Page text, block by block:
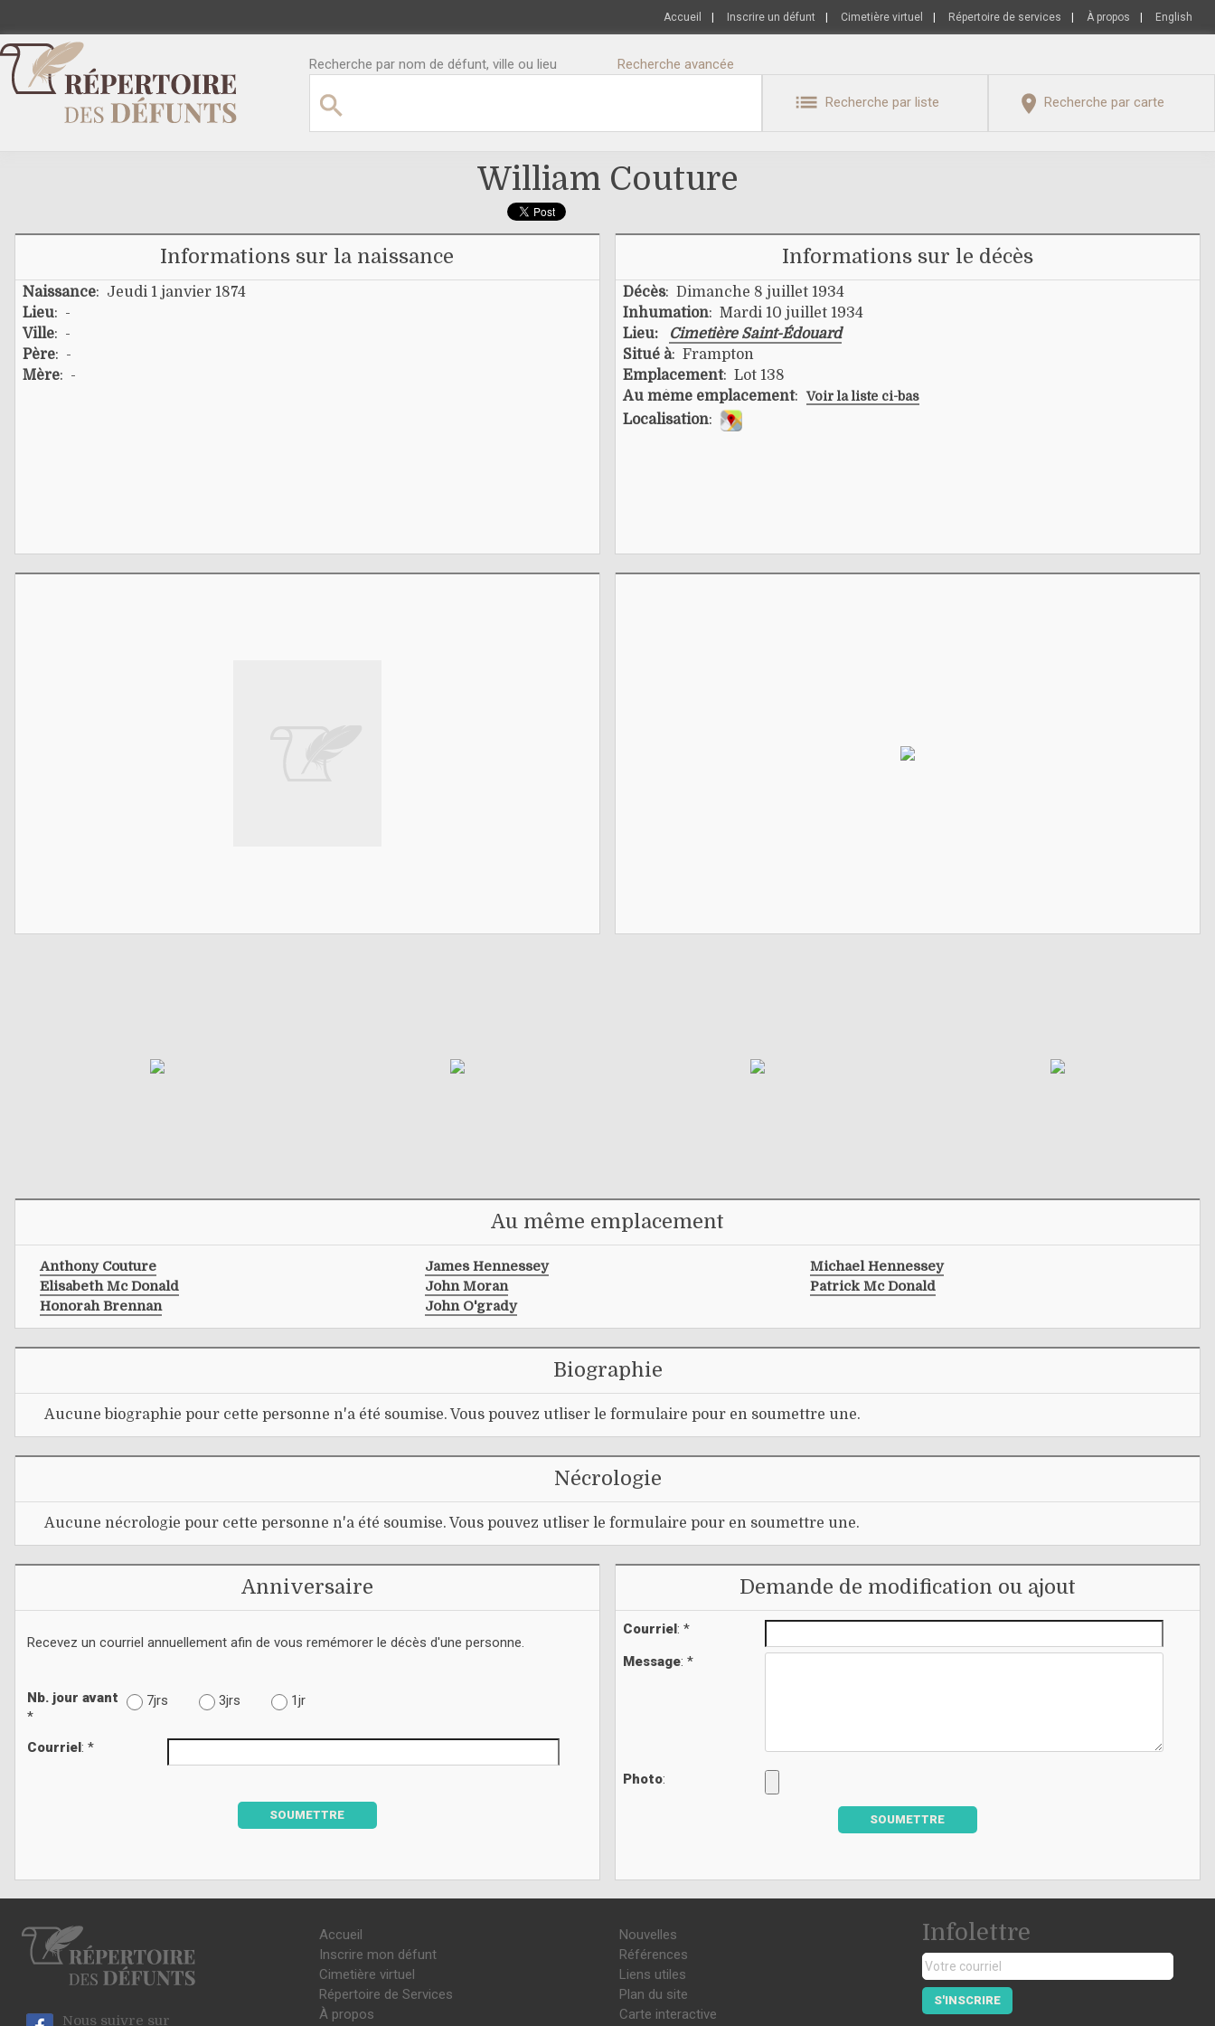
Accueil Inscrire un défunt Cimetière virtuel Répertoire de services À propos English
Recherche par nom de défunt, ville ou lieu Recherche avancée
Recherche par liste Recherche par carte
William Couture
Informations sur la naissance
Naissance: Jeudi 1 janvier 1874
Lieu: -
Ville: -
Père: -
Mère: -
Informations sur le décès
Décès: Dimanche 8 juillet 1934
Inhumation: Mardi 10 juillet 1934
Lieu:
Cimetière Saint-Édouard
Situé à: Frampton
Emplacement: Lot 138
Au même emplacement: Voir la liste ci-bas
Localisation:
Au même emplacement
Anthony Couture
Elisabeth Mc Donald
Honorah Brennan
James Hennessey
John Moran
John O'grady
Michael Hennessey
Patrick Mc Donald
Biographie
Aucune biographie pour cette personne n'a été soumise. Vous pouvez utliser le formulaire pour en soumettre une.
Nécrologie
Aucune nécrologie pour cette personne n'a été soumise. Vous pouvez utliser le formulaire pour en soumettre une.
Anniversaire
Recevez un courriel annuellement afin de vous remémorer le décès d'une personne.
Nb. jour avant
*
7jrs 3jrs 1jr
Courriel: *
SOUMETTRE
Demande de modification ou ajout
Courriel: *
Message: *
Photo:
SOUMETTRE
Nous suivre sur
Accueil
Inscrire mon défunt
Cimetière virtuel
Répertoire de Services
À propos
Nouvelles
Références
Liens utiles
Plan du site
Carte interactive
Infolettre
S'INSCRIRE